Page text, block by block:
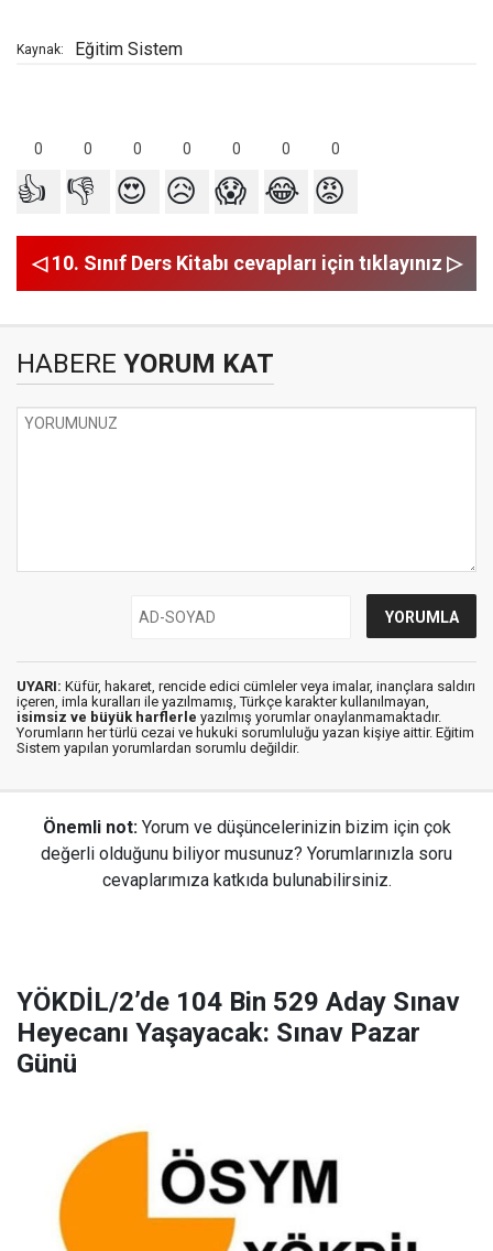
Kaynak: Eğitim Sistem
0 0 0 0 0 0 0
👍 👎 😍 😥 😱 😂 😡
◁ 10. Sınıf Ders Kitabı cevapları için tıklayınız ▷
HABERE YORUM KAT
UYARI: Küfür, hakaret, rencide edici cümleler veya imalar, inançlara saldırı
içeren, imla kuralları ile yazılmamış, Türkçe karakter kullanılmayan,
isimsiz ve büyük harflerle yazılmış yorumlar onaylanmamaktadır.
Yorumların her türlü cezai ve hukuki sorumluluğu yazan kişiye aittir. Eğitim
Sistem yapılan yorumlardan sorumlu değildir.
Önemli not: Yorum ve düşüncelerinizin bizim için çok
değerli olduğunu biliyor musunuz? Yorumlarınızla soru
cevaplarımıza katkıda bulunabilirsiniz.
YÖKDİL/2’de 104 Bin 529 Aday Sınav
Heyecanı Yaşayacak: Sınav Pazar
Günü